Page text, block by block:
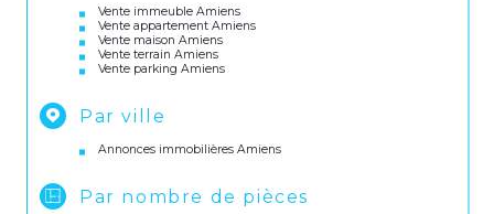
Vente immeuble Amiens
Vente appartement Amiens
Vente maison Amiens
Vente terrain Amiens
Vente parking Amiens
Par ville
Annonces immobilières Amiens
Par nombre de pièces